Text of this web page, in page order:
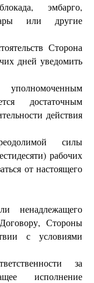
эмбарго,
или другие
Сторона
дней уведомить
достаточным
действия
силы
рабочих
от настоящего
ненадлежащего
Стороны
с условиями
за
исполнение